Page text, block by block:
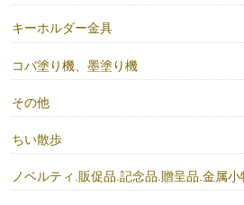
キーホルダー金具
コバ塗り機、墨塗り機
その他
ちい散歩
ノベルティ.販促品.記念品.贈呈品.金属小